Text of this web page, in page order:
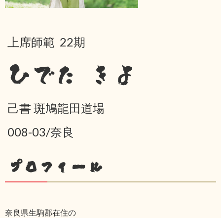
上席師範 22期
ひでた きよ
己書 斑鳩龍田道場
008-03/奈良
プロフィール
奈良県生駒郡在住の